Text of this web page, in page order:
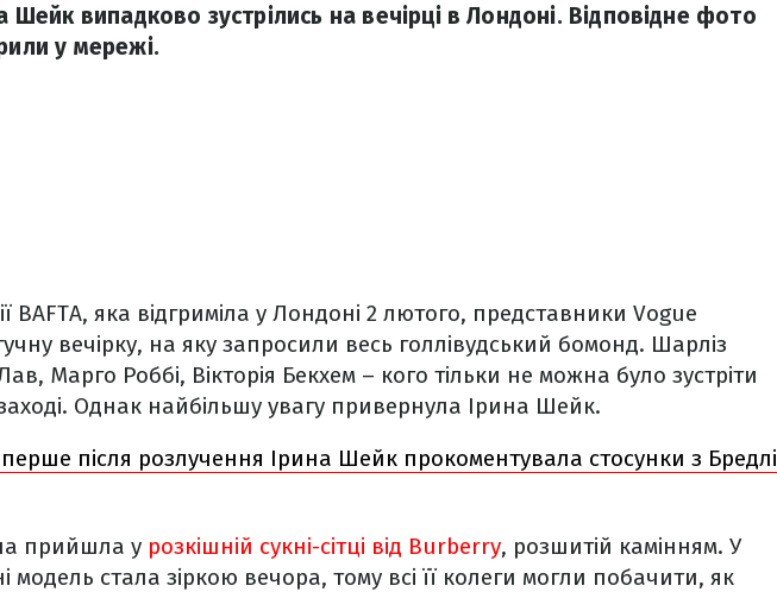
Шейк випадково зустрілись на вечірці в Лондоні. Відповідне фото
у мережі.
BAFTA, яка відгриміла у Лондоні 2 лютого, представники Vogue
вечірку, на яку запросили весь голлівудський бомонд. Шарліз
Марго Роббі, Вікторія Бекхем – кого тільки не можна було зустріти
Однак найбільшу увагу привернула Ірина Шейк.
після розлучення Ірина Шейк прокоментувала стосунки з Бредлі
прийшла у розкішній сукні-сітці від Burberry, розшитій камінням. У
модель стала зіркою вечора, тому всі її колеги могли побачити, як